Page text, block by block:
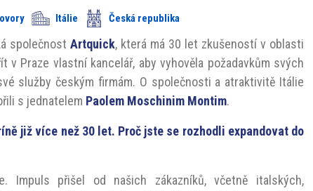
Itálie Česká republika
společnost Artquick, která má 30 let zkušeností v oblasti
v Praze vlastní kancelář, aby vyhověla požadavkům svých
služby českým firmám. O společnosti a atraktivitě Itálie
s jednatelem Paolem Moschinim Montim.
již více než 30 let. Proč jste se rozhodli expandovat do
Impuls přišel od našich zákazníků, včetně italských,